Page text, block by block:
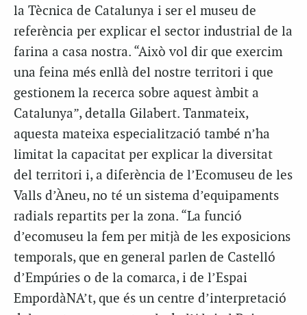
la Tècnica de Catalunya i ser el museu de
referència per explicar el sector industrial de la
farina a casa nostra. “Això vol dir que exercim
una feina més enllà del nostre territori i que
gestionem la recerca sobre aquest àmbit a
Catalunya”, detalla Gilabert. Tanmateix,
aquesta mateixa especialització també n’ha
limitat la capacitat per explicar la diversitat
del territori i, a diferència de l’Ecomuseu de les
Valls d’Àneu, no té un sistema d’equipaments
radials repartits per la zona. “La funció
d’ecomuseu la fem per mitjà de les exposicions
temporals, que en general parlen de Castelló
d’Empúries o de la comarca, i de l’Espai
EmpordàNA’t, que és un centre d’interpretació